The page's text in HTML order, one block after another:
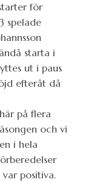
för
spelade
starta i
ut i paus
efteråt då
på flera
och vi
i hela
positiva.